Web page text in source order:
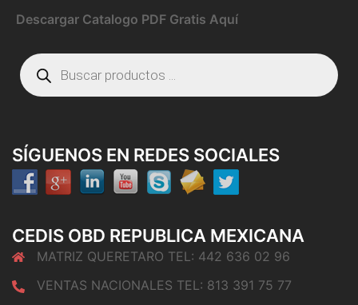
Descargar Catalogo PDF Gratis Aquí
Búsqueda
de
productos
SÍGUENOS EN REDES SOCIALES
CEDIS OBD REPUBLICA MEXICANA
MATRIZ QUERETARO TEL: 442 636 02 96
VENTAS NACIONALES TEL: 813 391 75 77